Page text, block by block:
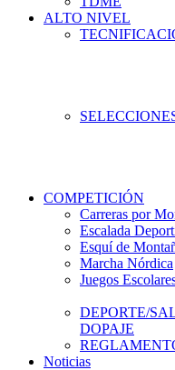
ALTO NIVEL
COMPETICIÓN
Carreras por
Escalada
Esquí de
Marcha Nórdica
Juegos
DEPORTE/
DOPAJE
Noticias